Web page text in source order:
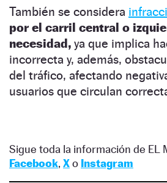
También se considera
por el carril central o
necesidad, ya que implica
incorrecta y, además,
del tráfico, afectando
usuarios que circulan
Sigue toda la información de EL
Facebook, Xo Instagram